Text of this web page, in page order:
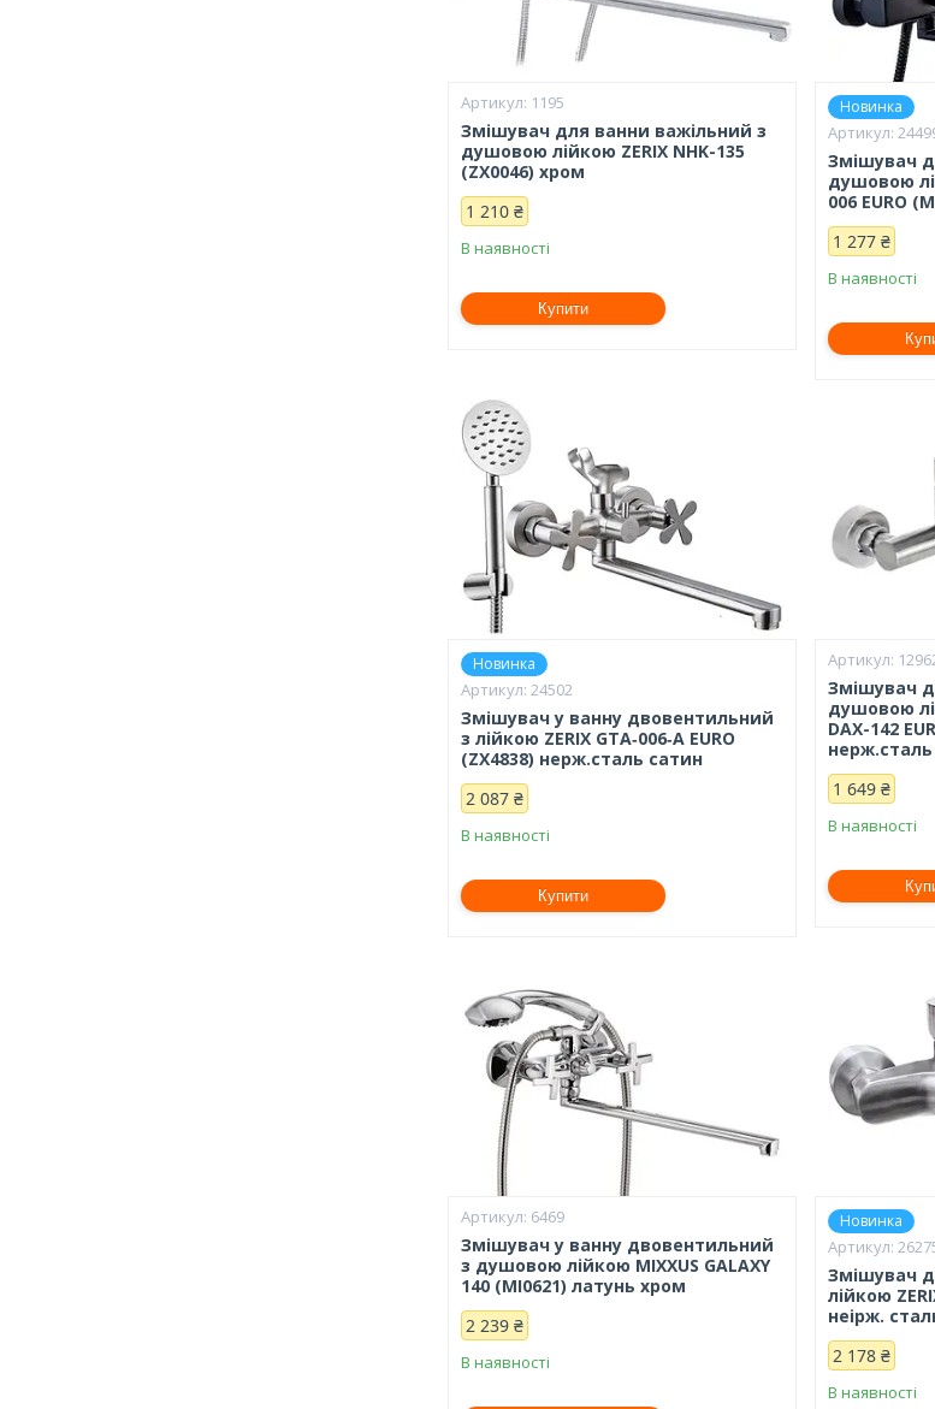
1195
Змішувач для ванни важільний з
душовою лійкою ZERIX NHK-135
(ZX0046) хром
1 210 ₴
В наявності
Купити
Новинка
Змішувач
душовою
006 EURO
1 277 ₴
В наявності
Новинка
24502
Змішувач у ванну двовентильний
з лійкою ZERIX GTA‑006‑A EURO
(ZX4838) нерж.сталь сатин
2 087 ₴
В наявності
Купити
Змішувач
душовою
DAX-142
1 649 ₴
В наявності
6469
Змішувач у ванну двовентильний
з душовою лійкою MIXXUS GALAXY
140 (MI0621) латунь хром
2 239 ₴
В наявності
Новинка
Змішувач
лійкою
неірж.
2 178 ₴
В наявності